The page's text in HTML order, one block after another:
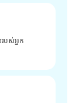
បស់អ្នក